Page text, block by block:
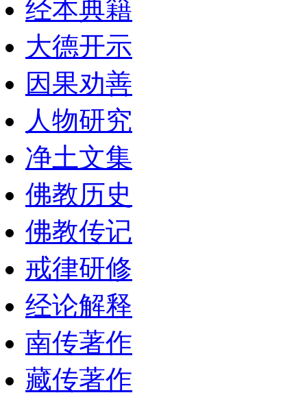
经本典籍
大德开示
因果劝善
人物研究
净土文集
佛教历史
佛教传记
戒律研修
经论解释
南传著作
藏传著作